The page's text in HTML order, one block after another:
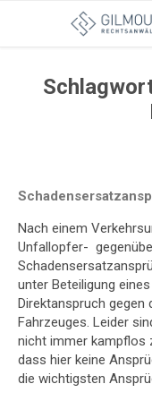
Nach einem
Unfallopfer-
unter Beteiligung
Direktanspruch
Fahrzeuges. Leider
nicht immer kampflos
dass hier keine
die wichtigsten